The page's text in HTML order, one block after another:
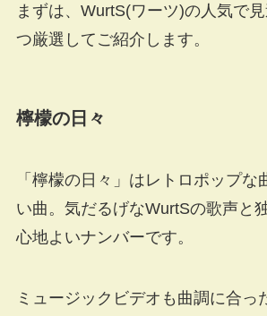
まずは、WurtS(ワーツ)の人気で
つ厳選してご紹介します。
檸檬の日々
「檸檬の日々」はレトロポップな
い曲。気だるげなWurtSの歌声と
心地よいナンバーです。
ミュージックビデオも曲調に合っ